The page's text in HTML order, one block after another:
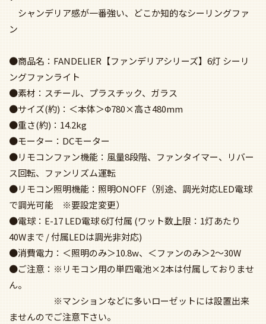
シャンデリア感が一番強い、どこか知的なシーリングファ
ン
●商品名：FANDELIER【ファンデリアシリーズ】6灯 シーリ
ングファンライト
●素材：スチール、プラスチック、ガラス
●サイズ(約)：＜本体＞Φ780×高さ480mm
●重さ(約)：14.2kg
●モーター：DCモーター
●リモコンファン機能：風量8段階、ファンタイマー、リバー
ス回転、ファンリズム運転
●リモコン照明機能：照明ONOFF（別途、調光対応LED電球
で調光可能 ※要設定変更）
●電球：E-17 LED電球 6灯付属 (ワット数上限：1灯あたり
40Wまで / 付属LEDは調光非対応)
●消費電力：＜照明のみ＞10.8w、＜ファンのみ＞2～30W
●ご注意：※リモコン用の単四電池×2本は付属しておりませ
ん。
※マンションなどに多いローゼットには設置出来
ませんのでご注意下さい。